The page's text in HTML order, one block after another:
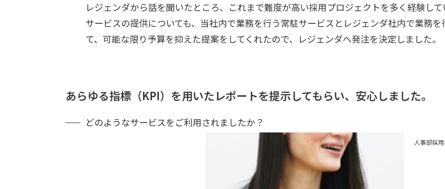
レジェンダから話を聞いたところ、これまで難度が高い採用プロジェクトを多く経験して
サービスの提供についても、当社内で業務を行う常駐サービスとレジェンダ社内で業務
て、可能な限り予算を抑えた提案をしてくれたので、レジェンダへ発注を決定しました。
あらゆる指標（KPI）を用いたレポートを提示してもらい、安心しました。
どのようなサービスをご利用されましたか？
人事部採